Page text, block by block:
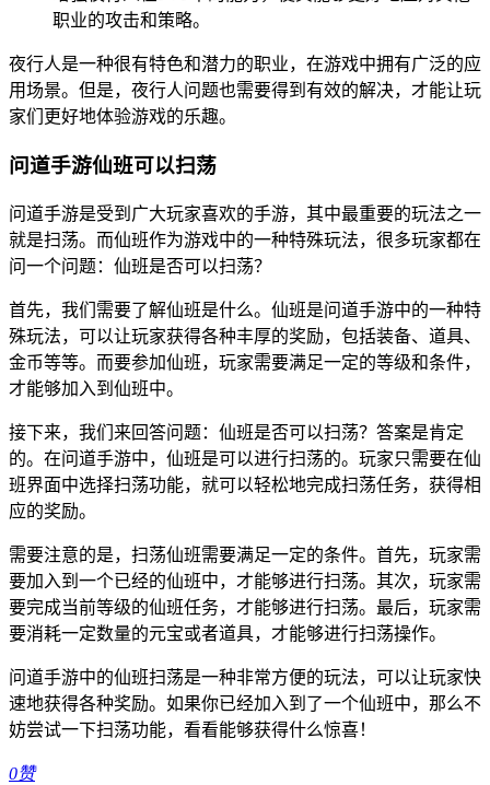
职业的攻击和策略。
夜行人是一种很有特色和潜力的职业，在游戏中拥有广泛的应
用场景。但是，夜行人问题也需要得到有效的解决，才能让玩
家们更好地体验游戏的乐趣。
问道手游仙班可以扫荡
问道手游是受到广大玩家喜欢的手游，其中最重要的玩法之一
就是扫荡。而仙班作为游戏中的一种特殊玩法，很多玩家都在
问一个问题：仙班是否可以扫荡？
首先，我们需要了解仙班是什么。仙班是问道手游中的一种特
殊玩法，可以让玩家获得各种丰厚的奖励，包括装备、道具、
金币等等。而要参加仙班，玩家需要满足一定的等级和条件，
才能够加入到仙班中。
接下来，我们来回答问题：仙班是否可以扫荡？答案是肯定
的。在问道手游中，仙班是可以进行扫荡的。玩家只需要在仙
班界面中选择扫荡功能，就可以轻松地完成扫荡任务，获得相
应的奖励。
需要注意的是，扫荡仙班需要满足一定的条件。首先，玩家需
要加入到一个已经的仙班中，才能够进行扫荡。其次，玩家需
要完成当前等级的仙班任务，才能够进行扫荡。最后，玩家需
要消耗一定数量的元宝或者道具，才能够进行扫荡操作。
问道手游中的仙班扫荡是一种非常方便的玩法，可以让玩家快
速地获得各种奖励。如果你已经加入到了一个仙班中，那么不
妨尝试一下扫荡功能，看看能够获得什么惊喜！
0赞